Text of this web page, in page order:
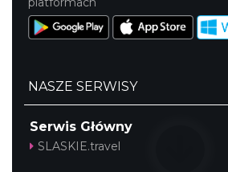
NASZE SERWISY
Serwis Główny
SLASKIE.travel